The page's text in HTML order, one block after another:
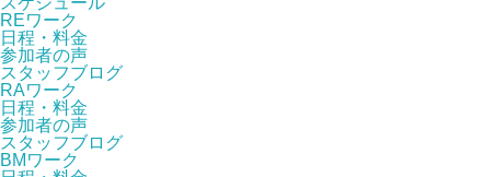
REワーク
日程・料金
参加者の声
スタッフブログ
RAワーク
日程・料金
参加者の声
スタッフブログ
BMワーク